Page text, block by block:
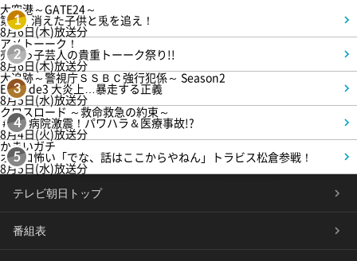
1
大空港～GATE24～
第3話 消えた子供と兎を追え！
8月6日(木)放送分
2
アメトーーク！
売れっ子芸人の貴重トーーク祭り!!
8月6日(木)放送分
3
大追跡～警視庁ＳＳＢＣ強行犯係～ Season2
Episode3 大炎上…暴走する正義
8月5日(水)放送分
4
クロスロード ～救命救急の約束～
＃5 病院激震！パワハラ＆医療事故!?
8月4日(火)放送分
5
かまいガチ
オモロ怖い「でな、話はここからやねん」トラビス松倉参戦！
8月5日(水)放送分
テレビ朝日トップ
番組表